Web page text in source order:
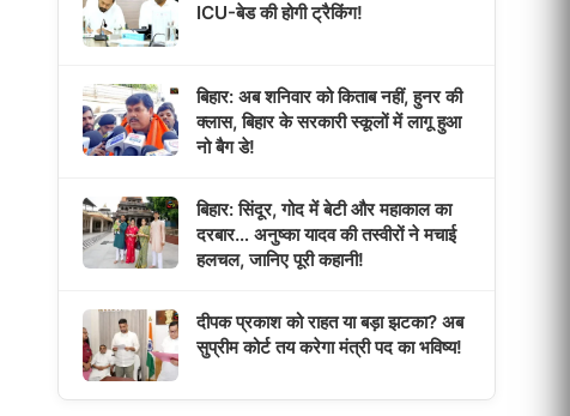
ICU-बेड की होगी ट्रैकिंग!
बिहार: अब शनिवार को किताब नहीं, हुनर की
क्लास, बिहार के सरकारी स्कूलों में लागू हुआ
नो बैग डे!
बिहार: सिंदूर, गोद में बेटी और महाकाल का
दरबार… अनुष्का यादव की तस्वीरों ने मचाई
हलचल, जानिए पूरी कहानी!
दीपक प्रकाश को राहत या बड़ा झटका? अब
सुप्रीम कोर्ट तय करेगा मंत्री पद का भविष्य!